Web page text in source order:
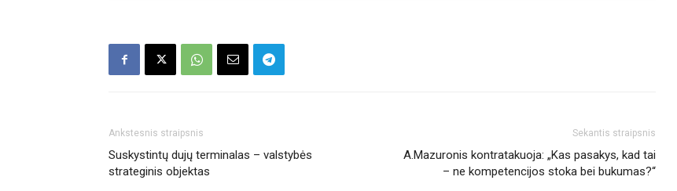
Ankstesnis straipsnis
Suskystintų dujų terminalas – valstybės
strateginis objektas
Sekantis straipsnis
A.Mazuronis kontratakuoja: „Kas pasakys, kad tai
– ne kompetencijos stoka bei bukumas?“